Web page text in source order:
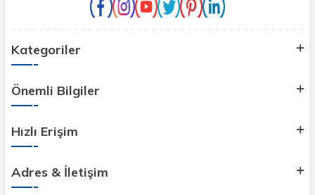
Kategoriler
Önemli Bilgiler
Hızlı Erişim
Adres & İletişim